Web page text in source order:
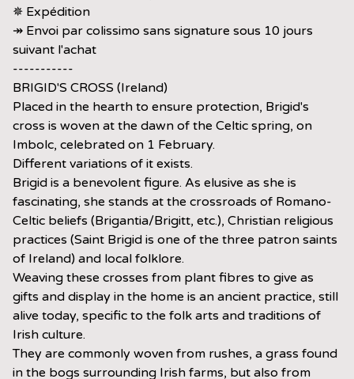
✵ Expédition
↠ Envoi par colissimo sans signature sous 10 jours
suivant l'achat
-----------
BRIGID'S CROSS (Ireland)
Placed in the hearth to ensure protection, Brigid's
cross is woven at the dawn of the Celtic spring, on
Imbolc, celebrated on 1 February.
Different variations of it exists.
Brigid is a benevolent figure. As elusive as she is
fascinating, she stands at the crossroads of Romano-
Celtic beliefs (Brigantia/Brigitt, etc.), Christian religious
practices (Saint Brigid is one of the three patron saints
of Ireland) and local folklore.
Weaving these crosses from plant fibres to give as
gifts and display in the home is an ancient practice, still
alive today, specific to the folk arts and traditions of
Irish culture.
They are commonly woven from rushes, a grass found
in the bogs surrounding Irish farms, but also from